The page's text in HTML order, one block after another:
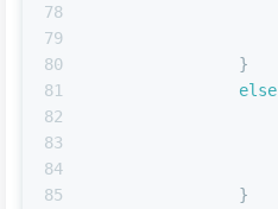
78
79
80
81
82
83
84
85
		}
else
		}